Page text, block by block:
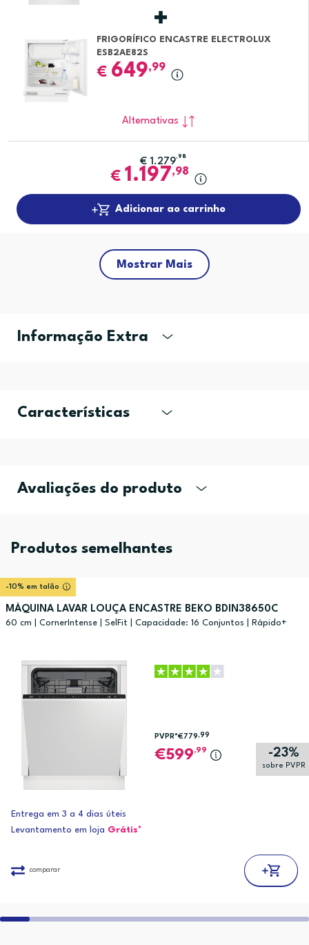
FRIGORÍFICO ENCASTRE ELECTROLUX
ESB2AE82S
€ 649,99
Alternativas
€ 1.279,98
€ 1.197,98
Adicionar ao carrinho
Mostrar Mais
Informação Extra
Características
Avaliações do produto
Produtos semelhantes
-10% em talão
MÁQUINA LAVAR LOUÇA ENCASTRE BEKO BDIN38650C
60 cm | CornerIntense | SelFit | Capacidade: 16 Conjuntos | Rápido+
-23%
sobre PVPR
PVPR*€779 ,99
599,99
Entrega em 3 a 4 dias úteis
Levantamento em loja Grátis*
comparar